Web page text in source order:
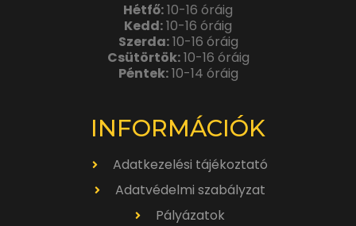
Hétfő:10-16 óráig
Kedd:10-16 óráig
Szerda:10-16 óráig
Csütörtök:10-16 óráig
Péntek:10-14 óráig
INFORMÁCIÓK
Adatkezelési tájékoztató
Adatvédelmi szabályzat
Pályázatok